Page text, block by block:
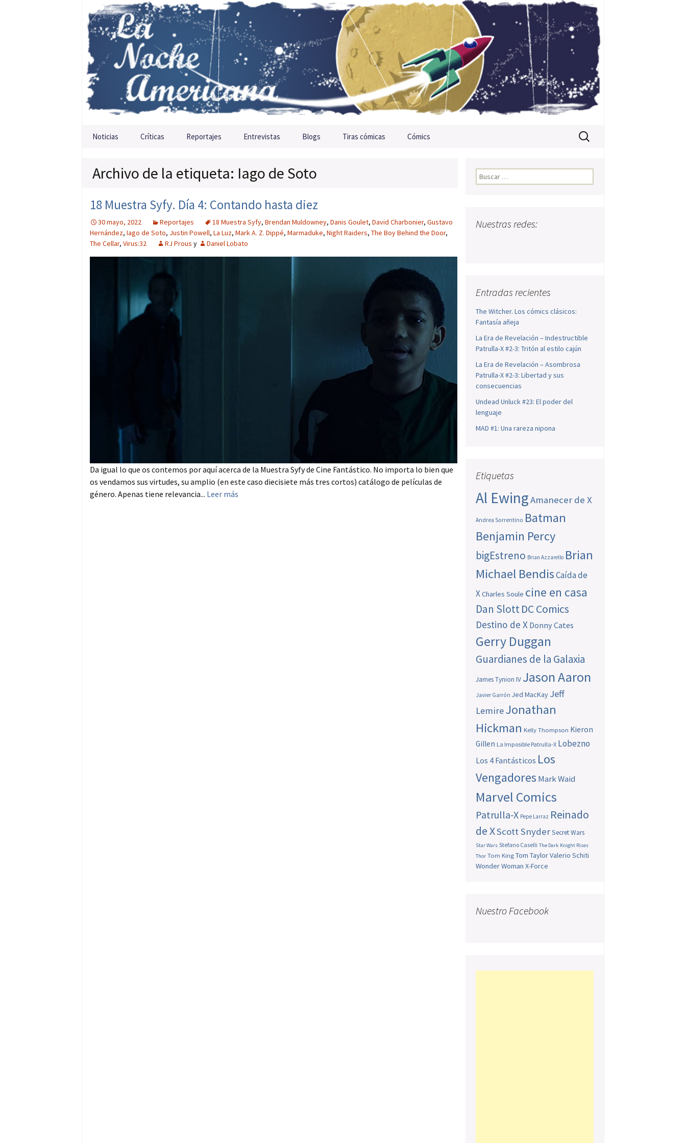
Saltar al contenido
Noticias Críticas Reportajes Entrevistas Blogs Tiras cómicas Cómics Buscar:
Archivo de la etiqueta: Iago de Soto
18 Muestra Syfy. Día 4: Contando hasta diez
30 mayo, 2022 Reportajes 18 Muestra Syfy, Brendan Muldowney, Danis Goulet, David Charbonier, Gustavo
Hernández, Iago de Soto, Justin Powell, La Luz, Mark A. Z. Dippé, Marmaduke, Night Raiders, The Boy Behind the Door,
The Cellar, Virus:32 RJ Prous y Daniel Lobato
Da igual lo que os contemos por aquí acerca de la Muestra Syfy de Cine Fantástico. No importa lo bien que
os vendamos sus virtudes, su amplio (en este caso diecisiete más tres cortos) catálogo de películas de
género. Apenas tiene relevancia... Leer más
Buscar:
Nuestras redes:
Entradas recientes
The Witcher. Los cómics clásicos:
Fantasía añeja
La Era de Revelación – Indestructible
Patrulla-X #2-3: Tritón al estilo cajún
La Era de Revelación – Asombrosa
Patrulla-X #2-3: Libertad y sus
consecuencias
Undead Unluck #23: El poder del
lenguaje
MAD #1: Una rareza nipona
Etiquetas
Al EwingAmanecer de X
Andrea Sorrentino Batman
Benjamin Percy
bigEstreno Brian Azzarello Brian
Michael BendisCaída de
XCharles Soule cine en casa
Dan SlottDC Comics
Destino de X Donny Cates
Gerry Duggan
Guardianes de la Galaxia
James Tynion IV Jason Aaron
Javier Garrón Jed MacKay Jeff
LemireJonathan
Hickman Kelly Thompson Kieron
Gillen La Imposible Patrulla-X Lobezno
Los 4 Fantásticos Los
Vengadores Mark Waid
Marvel Comics
Patrulla-X Pepe Larraz Reinado
de XScott SnyderSecret Wars
Star Wars Stefano Caselli The Dark Knight Rises
Thor Tom King Tom TaylorValerio Schiti
Wonder Woman X-Force
Nuestro Facebook